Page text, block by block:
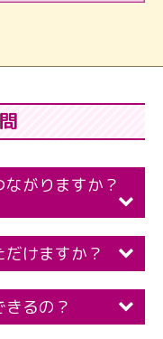
がりますか？
けますか？
るの？